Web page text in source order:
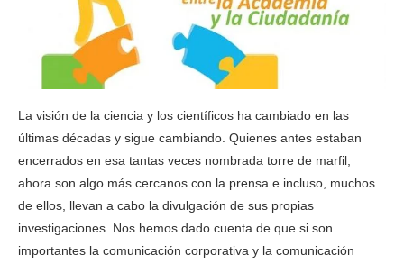
La visión de la ciencia y los científicos ha cambiado en las
últimas décadas y sigue cambiando. Quienes antes estaban
encerrados en esa tantas veces nombrada torre de marfil,
ahora son algo más cercanos con la prensa e incluso, muchos
de ellos, llevan a cabo la divulgación de sus propias
investigaciones. Nos hemos dado cuenta de que si son
importantes la comunicación corporativa y la comunicación